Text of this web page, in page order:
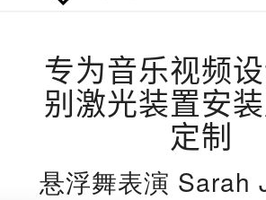
专为音乐视频
别激光装置安
定制
悬浮舞表演 Sarah